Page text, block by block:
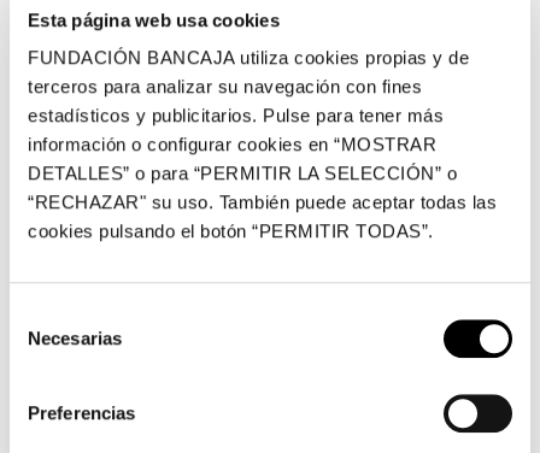
Esta página web usa cookies
FUNDACIÓN BANCAJA utiliza cookies propias y de
terceros para analizar su navegación con fines
estadísticos y publicitarios. Pulse para tener más
información o configurar cookies en “MOSTRAR
DETALLES” o para “PERMITIR LA SELECCIÓN” o
“RECHAZAR" su uso. También puede aceptar todas las
cookies pulsando el botón “PERMITIR TODAS”.
Necesarias
Preferencias
CENTRO
Sala de exposiciones "Casa Garcerán"
Colón, 23, Segorbe
Fundación Bancaja presenta en Segorbe la exposición
pertenecientes a los fondos artísticos de Fundación
Bancaja que revisan y repasan el género artístico del
bodegón a través de la mirada de una amplia nómina de